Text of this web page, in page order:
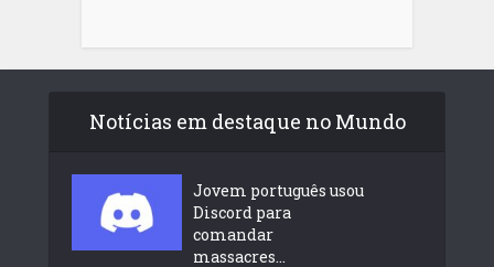
Notícias em destaque no Mundo
Jovem português usou
Discord para
comandar
massacres...